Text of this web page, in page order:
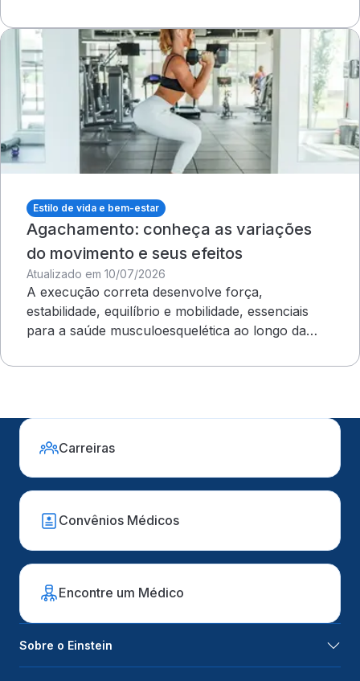
Estilo de vida e bem-estar
Agachamento: conheça as variações
do movimento e seus efeitos
Atualizado em 10/07/2026
A execução correta desenvolve força,
estabilidade, equilíbrio e mobilidade, essenciais
para a saúde musculoesquelética ao longo da
Carreiras
Convênios Médicos
Encontre um Médico
Sobre o Einstein